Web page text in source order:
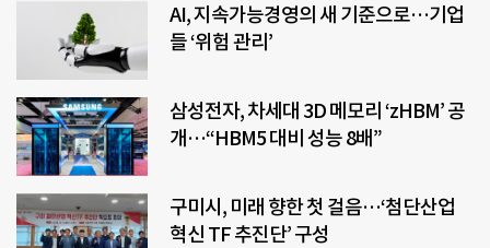
AI, 지속가능경영의 새 기준으로…기업
들 ‘위험 관리’
삼성전자, 차세대 3D 메모리 ‘zHBM’ 공
개…“HBM5 대비 성능 8배”
구미시, 미래 향한 첫 걸음…‘첨단산업
혁신 TF 추진단’ 구성